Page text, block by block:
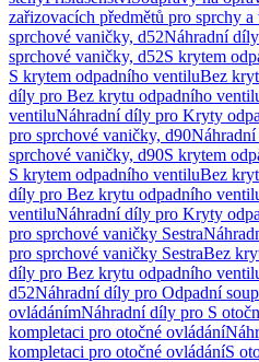
zařizovacích předmětů pro sprchy a
sprchové vaničky, d52Náhradní
sprchové vaničky, d52S krytem
S krytem odpadního ventiluBez
díly pro Bez krytu odpadního
ventiluNáhradní díly pro Kryty
pro sprchové vaničky, d90
sprchové vaničky, d90S krytem
S krytem odpadního ventiluBez
díly pro Bez krytu odpadního
ventiluNáhradní díly pro Kryty
pro sprchové vaničky Sestra
pro sprchové vaničky SestraBez
díly pro Bez krytu odpadního
d52Náhradní díly pro Odpadní
ovládánímNáhradní díly pro S
kompletaci pro otočné ovládání
kompletaci pro otočné ovládáníS